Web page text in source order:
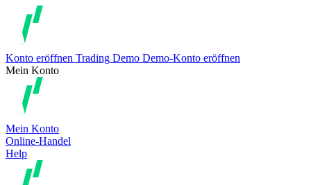
Konto eröffnen Trading Demo Demo-Konto eröffnen
Mein Konto
Mein Konto
Online-Handel
Help